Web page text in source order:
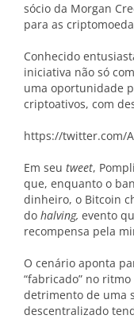
sócio da Morgan
para as
Conhecido
iniciativa não só
uma oportunidade
criptoativos, com
https://twitter.com/
Em seu tweet,
que, enquanto o
dinheiro, o Bitcoin
do halving, evento
recompensa pela
O cenário aponta
“fabricado” no
detrimento de uma
descentralizado